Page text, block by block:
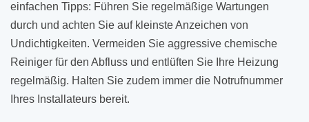
einfachen Tipps: Führen Sie regelmäßige Wartungen
durch und achten Sie auf kleinste Anzeichen von
Undichtigkeiten. Vermeiden Sie aggressive chemische
Reiniger für den Abfluss und entlüften Sie Ihre Heizung
regelmäßig. Halten Sie zudem immer die Notrufnummer
Ihres Installateurs bereit.